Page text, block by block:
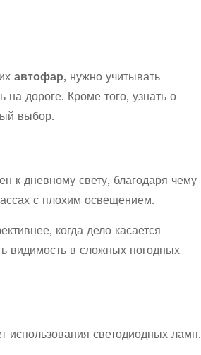
автофар, нужно учитывать
на дороге. Кроме того, узнать о
выбор.
к дневному свету, благодаря чему
с плохим освещением.
когда дело касается
видимость в сложных погодных
использования светодиодных ламп.